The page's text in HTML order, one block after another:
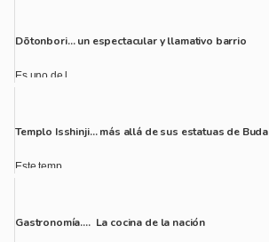
Dōtonbori… un espectacular y llamativo barrio
Es uno de l...
Templo Isshinji… más allá de sus estatuas de Buda
Este temp...
Gastronomía…. La cocina de la nación